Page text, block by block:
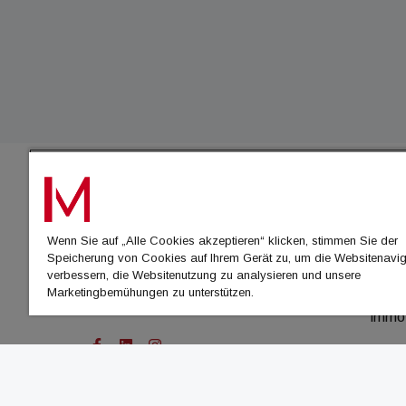
Wenn Sie auf „Alle Cookies akzeptieren“ klicken, stimmen Sie der
Speicherung von Cookies auf Ihrem Gerät zu, um die
verbessern, die Websitenutzung zu analysieren und unsere
Marketingbemühungen zu unterstützen.